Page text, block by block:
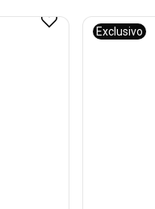
Exclusivo